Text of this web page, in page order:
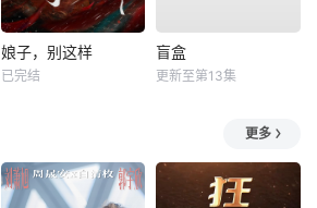
娘子，别这样
已完结
盲盒
更新至第13集
更多